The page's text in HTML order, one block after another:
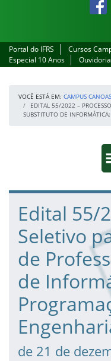
Portal do IFRS Cursos
Especial 10 Anos
Ouvidoria
VOCÊ ESTÁ EM: CAMPUS CANOAS
EDITAL 55/2022 –
SUBSTITUTO DE
Fim da navegação
Início do conteúdo
Edital 55/
Seletivo
de
de
de 21 de